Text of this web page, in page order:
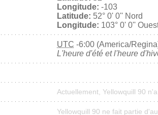
Longitude: -103
Latitude: 52° 0' 0'' Nord
Longitude: 103° 0' 0''
UTC -6:00 (America/
L'heure d'été et l'heure
Actuellement, Yellowquill 90
Yellowquill 90 ne fait partie